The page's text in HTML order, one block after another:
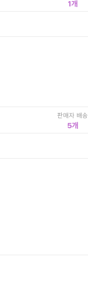
1
판매자 배송
5